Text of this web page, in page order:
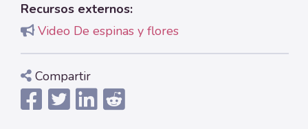
Recursos externos:
Video De espinas y flores
Compartir